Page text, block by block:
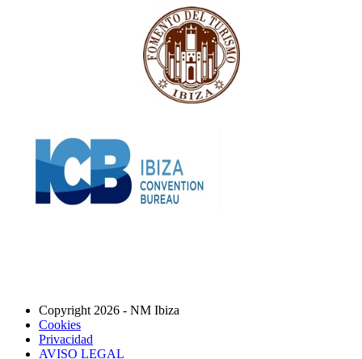
Copyright 2026 - NM Ibiza
Cookies
Privacidad
AVISO LEGAL